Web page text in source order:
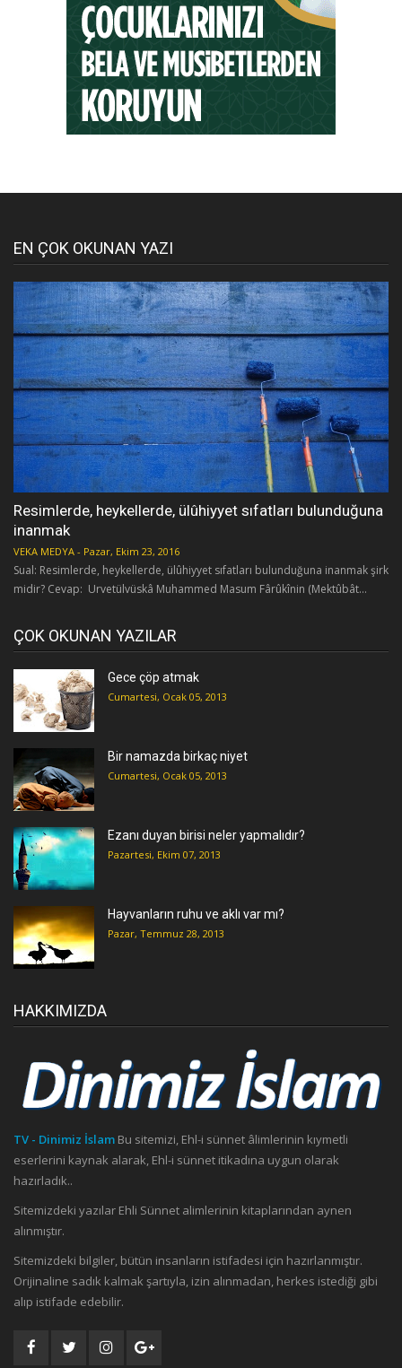
EN ÇOK OKUNAN YAZI
Resimlerde, heykellerde, ülûhiyyet sıfatları bulunduğuna
inanmak
VEKA MEDYA - Pazar, Ekim 23, 2016
Sual: Resimlerde, heykellerde, ülûhiyyet sıfatları bulunduğuna inanmak şirk
midir? Cevap: Urvetülvüskâ Muhammed Masum Fârûkînin (Mektûbât...
ÇOK OKUNAN YAZILAR
Gece çöp atmak
Cumartesi, Ocak 05, 2013
Bir namazda birkaç niyet
Cumartesi, Ocak 05, 2013
Ezanı duyan birisi neler yapmalıdır?
Pazartesi, Ekim 07, 2013
Hayvanların ruhu ve aklı var mı?
Pazar, Temmuz 28, 2013
HAKKIMIZDA
TV - Dinimiz İslam Bu sitemizi, Ehl-i sünnet âlimlerinin kıymetli
eserlerini kaynak alarak, Ehl-i sünnet itikadına uygun olarak
hazırladık..
Sitemizdeki yazılar Ehli Sünnet alimlerinin kitaplarından aynen
alınmıştır.
Sitemizdeki bilgiler, bütün insanların istifadesi için hazırlanmıştır.
Orijinaline sadık kalmak şartıyla, izin alınmadan, herkes istediği gibi
alıp istifade edebilir.